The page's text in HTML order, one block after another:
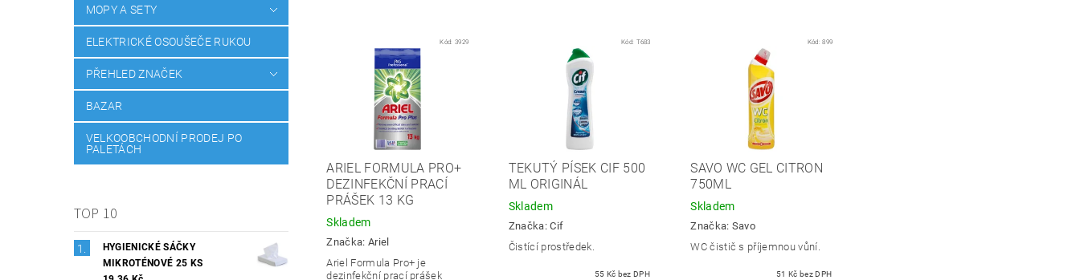
MOPY A SETY
ELEKTRICKÉ OSOUŠEČE RUKOU
PŘEHLED ZNAČEK
BAZAR
VELKOOBCHODNÍ PRODEJ PO
PALETÁCH
TOP 10
HYGIENICKÉ SÁČKY
MIKROTÉNOVÉ 25 KS
Kód:3929
ARIEL FORMULA PRO+
DEZINFEKČNÍ PRACÍ
PRÁŠEK 13 KG
Skladem
Značka: Ariel
Ariel Formula Pro+ je
dezinfekční prací prášek
Kód: T683
TEKUTÝ PÍSEK CIF 500
ML ORIGINÁL
Skladem
Značka:Cif
Čistící prostředek.
55 Kč bez DPH
Kód:899
SAVO WC GEL CITRON
750ML
Skladem
Značka: Savo
WC čistič s příjemnou vůní.
51 Kč bez DPH